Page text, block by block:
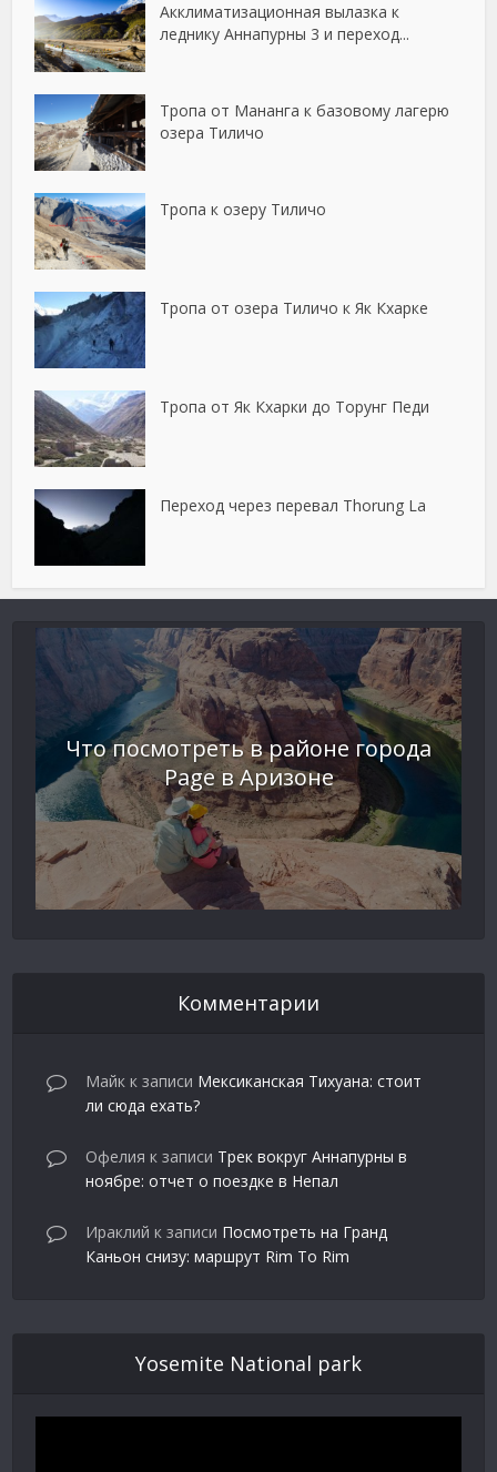
Акклиматизационная вылазка к
леднику Аннапурны 3 и переход...
Тропа от Мананга к базовому лагерю
озера Тиличо
Тропа к озеру Тиличо
Тропа от озера Тиличо к Як Кхарке
Тропа от Як Кхарки до Торунг Педи
Переход через перевал Thorung La
Что посмотреть в районе города
Page в Аризоне
Комментарии
Майк к записи Мексиканская Тихуана: стоит
ли сюда ехать?
Офелия к записи Трек вокруг Аннапурны в
ноябре: отчет о поездке в Непал
Ираклий к записи Посмотреть на Гранд
Каньон снизу: маршрут Rim To Rim
Yosemite National park